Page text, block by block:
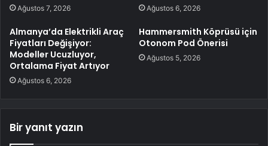
Ağustos 7, 2026 Ağustos 6, 2026
Almanya’da Elektrikli Araç
Fiyatları Değişiyor:
Modeller Ucuzluyor,
Ortalama Fiyat Artıyor
Ağustos 6, 2026
Hammersmith Köprüsü için
Otonom Pod Önerisi
Ağustos 5, 2026
Bir yanıt yazın